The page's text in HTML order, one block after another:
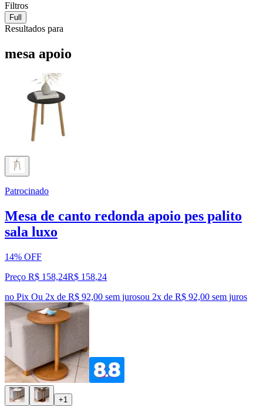
Filtros
Full
Resultados para
mesa apoio
Patrocinado
Mesa de canto redonda apoio pes palito
sala luxo
14% OFF
Preço R$ 158,24R$ 158,24
no Pix Ou 2x de R$ 92,00 sem jurosou 2x de R$ 92,00 sem juros
+1